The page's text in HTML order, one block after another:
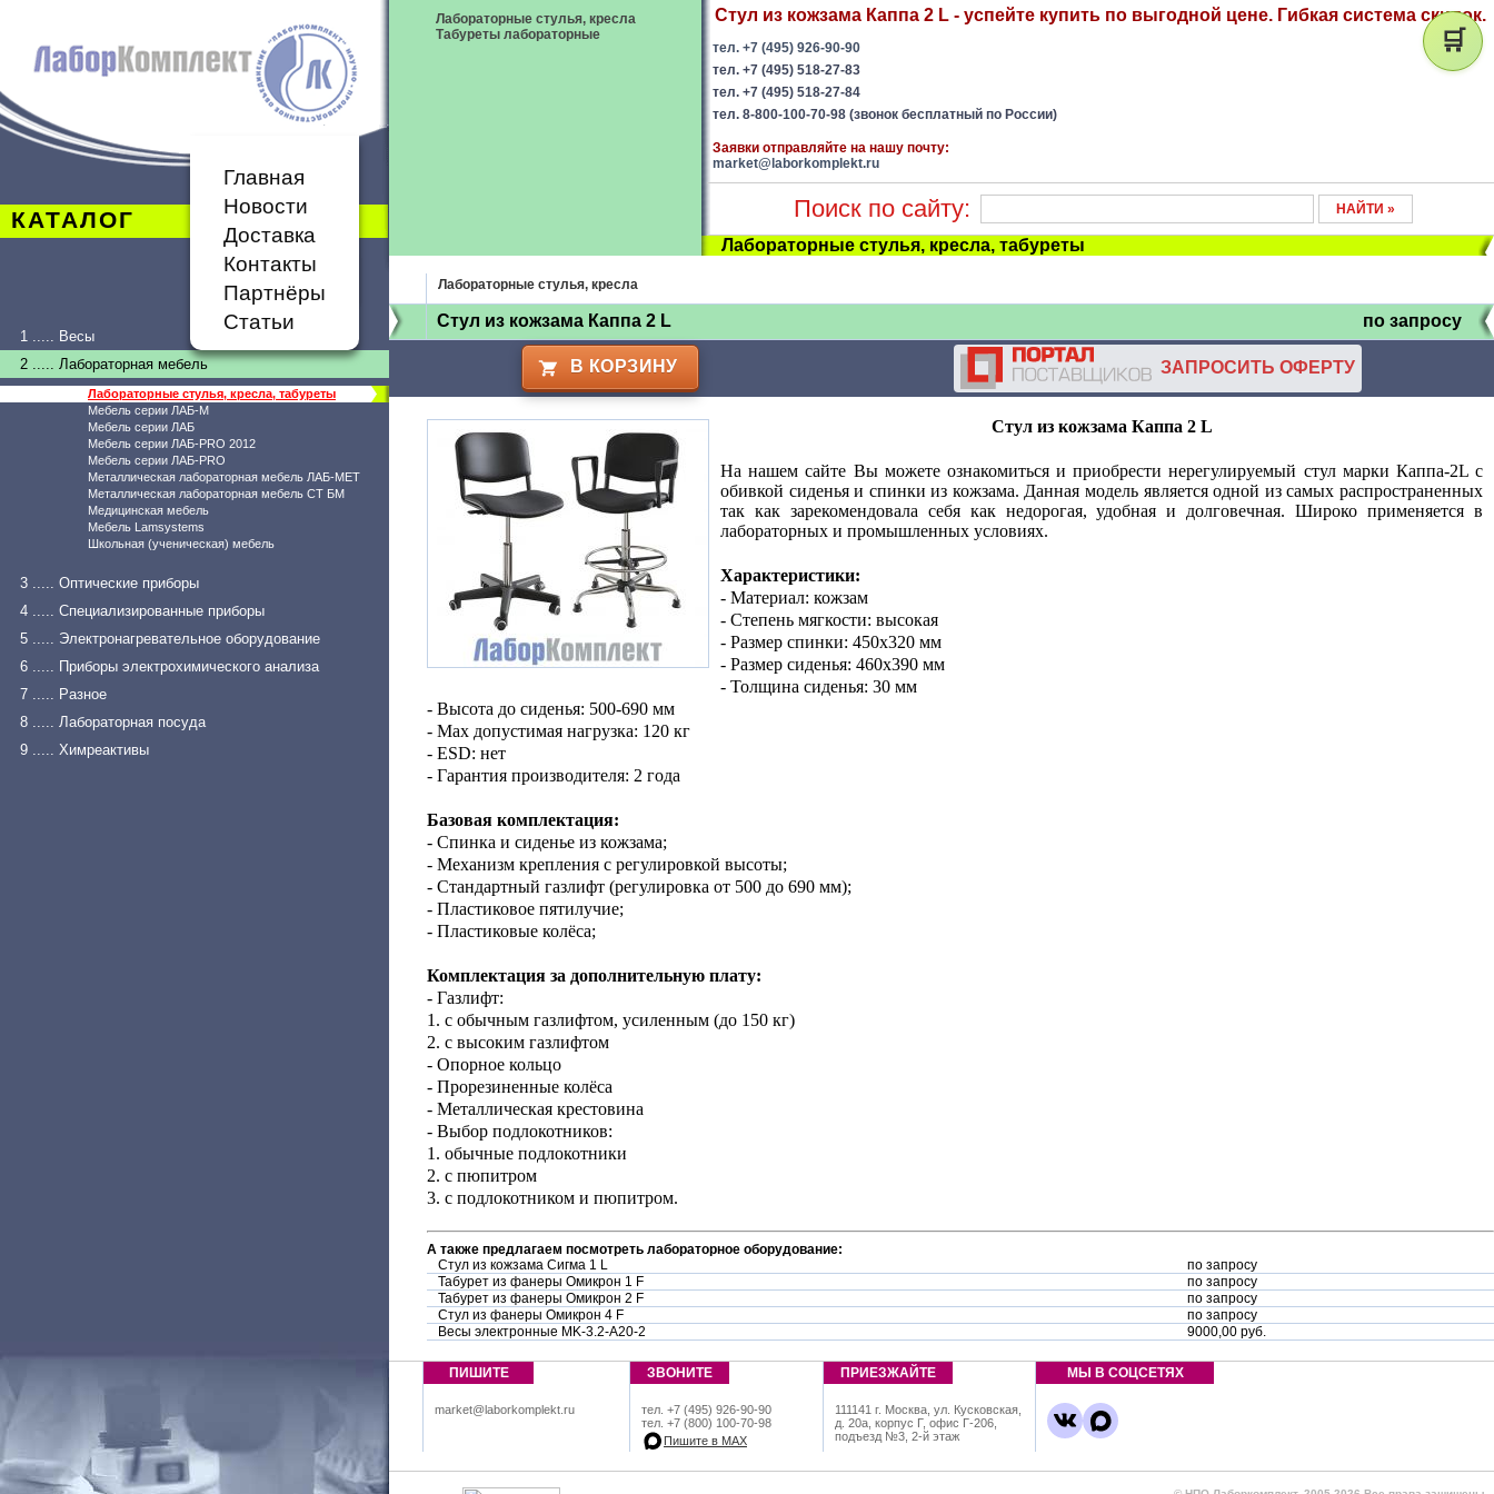
КАТАЛОГ
Главная
Новости
Доставка
Контакты
Партнёры
Статьи
1 ..... Весы
2 ..... Лабораторная мебель
Лабораторные стулья, кресла, табуреты
Мебель серии ЛАБ-М
Мебель серии ЛАБ
Мебель серии ЛАБ-PRO 2012
Мебель серии ЛАБ-PRO
Металлическая лабораторная мебель ЛАБ-МЕТ
Металлическая лабораторная мебель СТ БМ
Медицинская мебель
Мебель Lamsystems
Школьная (ученическая) мебель
3 ..... Оптические приборы
4 ..... Специализированные приборы
5 ..... Электронагревательное оборудование
6 ..... Приборы электрохимического анализа
7 ..... Разное
8 ..... Лабораторная посуда
9 ..... Химреактивы
Лабораторные стулья, кресла
Табуреты лабораторные
Стул из кожзама Каппа 2 L - успейте купить по выгодной цене. Гибкая система скидок.
тел. +7 (495) 926-90-90
тел. +7 (495) 518-27-83
тел. +7 (495) 518-27-84
тел. 8-800-100-70-98 (звонок бесплатный по России)
Заявки отправляйте на нашу почту:
market@laborkomplekt.ru
Поиск по сайту:
Лабораторные стулья, кресла, табуреты
Лабораторные стулья, кресла
Стул из кожзама Каппа 2 L по запросу
В КОРЗИНУ ЗАПРОСИТЬ ОФЕРТУ
Стул из кожзама Каппа 2 L
На нашем сайте Вы можете ознакомиться и приобрести нерегулируемый стул марки Каппа-2L с
обивкой сиденья и спинки из кожзама. Данная модель является одной из самых распространенных
так как зарекомендовала себя как недорогая, удобная и долговечная. Широко применяется в
лабораторных и промышленных условиях.
Характеристики:
- Материал: кожзам
- Степень мягкости: высокая
- Размер спинки: 450х320 мм
- Размер сиденья: 460х390 мм
- Толщина сиденья: 30 мм
- Высота до сиденья: 500-690 мм
- Max допустимая нагрузка: 120 кг
- ESD: нет
- Гарантия производителя: 2 года
Базовая комплектация:
- Спинка и сиденье из кожзама;
- Механизм крепления с регулировкой высоты;
- Стандартный газлифт (регулировка от 500 до 690 мм);
- Пластиковое пятилучие;
- Пластиковые колёса;
Комплектация за дополнительную плату:
- Газлифт:
1. с обычным газлифтом, усиленным (до 150 кг)
2. с высоким газлифтом
- Опорное кольцо
- Прорезиненные колёса
- Металлическая крестовина
- Выбор подлокотников:
1. обычные подлокотники
2. с пюпитром
3. с подлокотником и пюпитром.
А также предлагаем посмотреть лабораторное оборудование:
Стул из кожзама Сигма 1 L
по запросу
Табурет из фанеры Омикрон 1 F
по запросу
Табурет из фанеры Омикрон 2 F
по запросу
Стул из фанеры Омикрон 4 F
по запросу
Весы электронные MK-3.2-A20-2
9000,00 руб.
ПИШИТЕ
market@laborkomplekt.ru
ЗВОНИТЕ
тел. +7 (495) 926-90-90
тел. +7 (800) 100-70-98
Пишите в МАХ
ПРИЕЗЖАЙТЕ
111141 г. Москва, ул. Кусковская,
д. 20а, корпус Г, офис Г-206,
подъезд №3, 2-й этаж
МЫ В СОЦСЕТЯХ
🛒